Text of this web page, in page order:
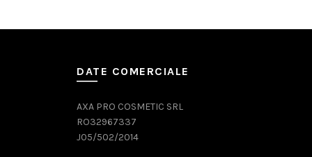
DATE COMERCIALE
AXA PRO COSMETIC SRL
RO32967337
J05/502/2014